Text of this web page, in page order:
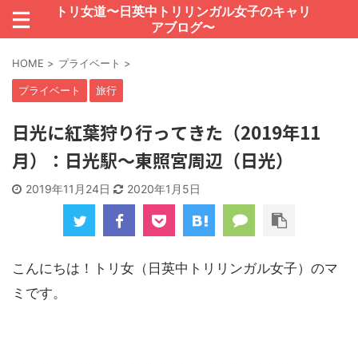
トリ女道〜日英中トリリンガル女子のキャリ
アブログ〜
HOME > プライベート >
プライベート 旅行
日光に紅葉狩り行ってきた（2019年11
月）：日光駅～東照宮周辺（日光）
2019年11月24日 2020年1月5日
こんにちは！トリ女（日英中トリリンガル女子）のマ
ミです。